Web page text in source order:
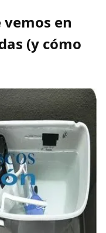
en
(y cómo